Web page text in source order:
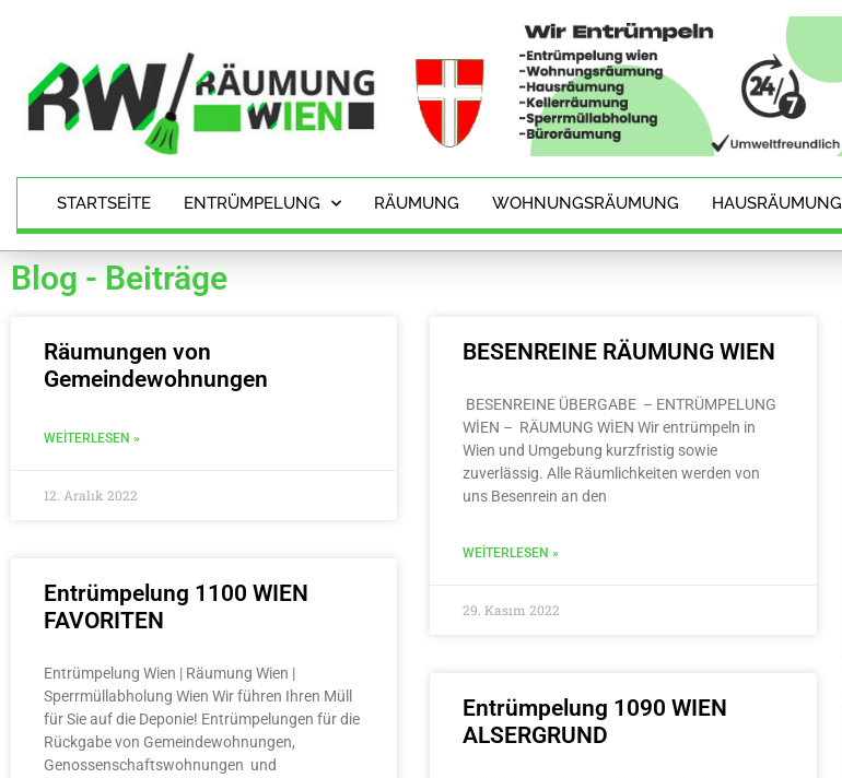
STARTSEITE ENTRÜMPELUNG RÄUMUNG WOHNUNGSRÄUMUNG HAUSRÄUMUNG
Blog - Beiträge
Räumungen von
Gemeindewohnungen
WEITERLESEN »
12. Aralık 2022
BESENREINE RÄUMUNG WIEN
BESENREINE ÜBERGABE – ENTRÜMPELUNG
WİEN – RÄUMUNG WİEN Wir entrümpeln in
Wien und Umgebung kurzfristig sowie
zuverlässig. Alle Räumlichkeiten werden von
uns Besenrein an den
WEITERLESEN »
29. Kasım 2022
Entrümpelung 1100 WIEN
FAVORITEN
Entrümpelung Wien | Räumung Wien |
Sperrmüllabholung Wien Wir führen Ihren Müll
für Sie auf die Deponie! Entrümpelungen für die
Rückgabe von Gemeindewohnungen,
Genossenschaftswohnungen und
Entrümpelung 1090 WIEN
ALSERGRUND